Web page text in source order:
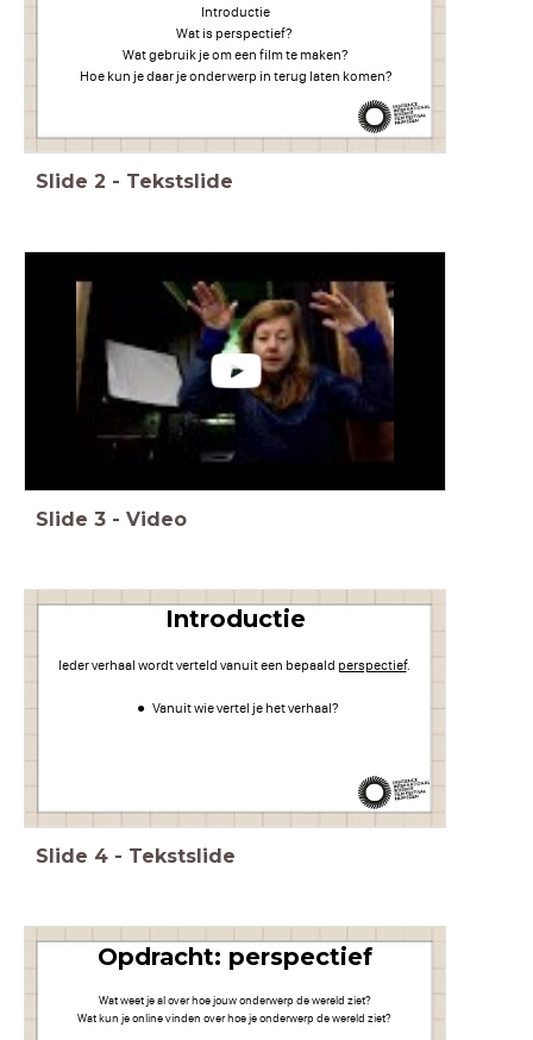
Introductie
Wat is perspectief?
Wat gebruik je om een film te maken?
Hoe kun je daar je onderwerp in terug laten komen?
Slide 2 - Tekstslide
Slide 3 - Video
Introductie
Ieder verhaal wordt verteld vanuit een bepaald perspectief.
Vanuit wie vertel je het verhaal?
Slide 4 - Tekstslide
Opdracht: perspectief
Wat weet je al over hoe jouw onderwerp de wereld ziet?
Wat kun je online vinden over hoe je onderwerp de wereld ziet?